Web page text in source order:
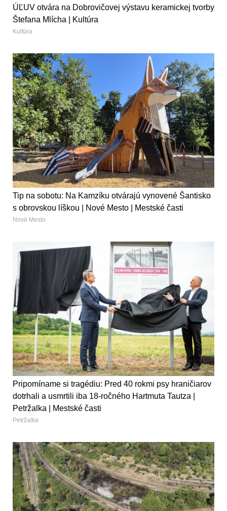
ÚĽUV otvára na Dobrovičovej výstavu keramickej tvorby
Štefana Mlícha | Kultúra
Kultúra
Tip na sobotu: Na Kamzíku otvárajú vynovené Šantisko
s obrovskou líškou | Nové Mesto | Mestské časti
Nové Mesto
Pripomíname si tragédiu: Pred 40 rokmi psy hraničiarov
dotrhali a usmrtili iba 18-ročného Hartmuta Tautza |
Petržalka | Mestské časti
Petržalka